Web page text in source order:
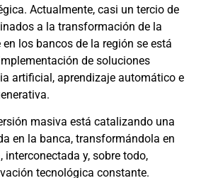
Actualmente, casi un tercio de
a la transformación de la
los bancos de la región se está
de soluciones
artificial, aprendizaje automático e
masiva está catalizando una
en la banca, transformándola en
interconectada y, sobre todo,
tecnológica constante.